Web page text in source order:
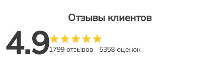
Отзывы клиентов
4.91799 отзывов 5358 оценок